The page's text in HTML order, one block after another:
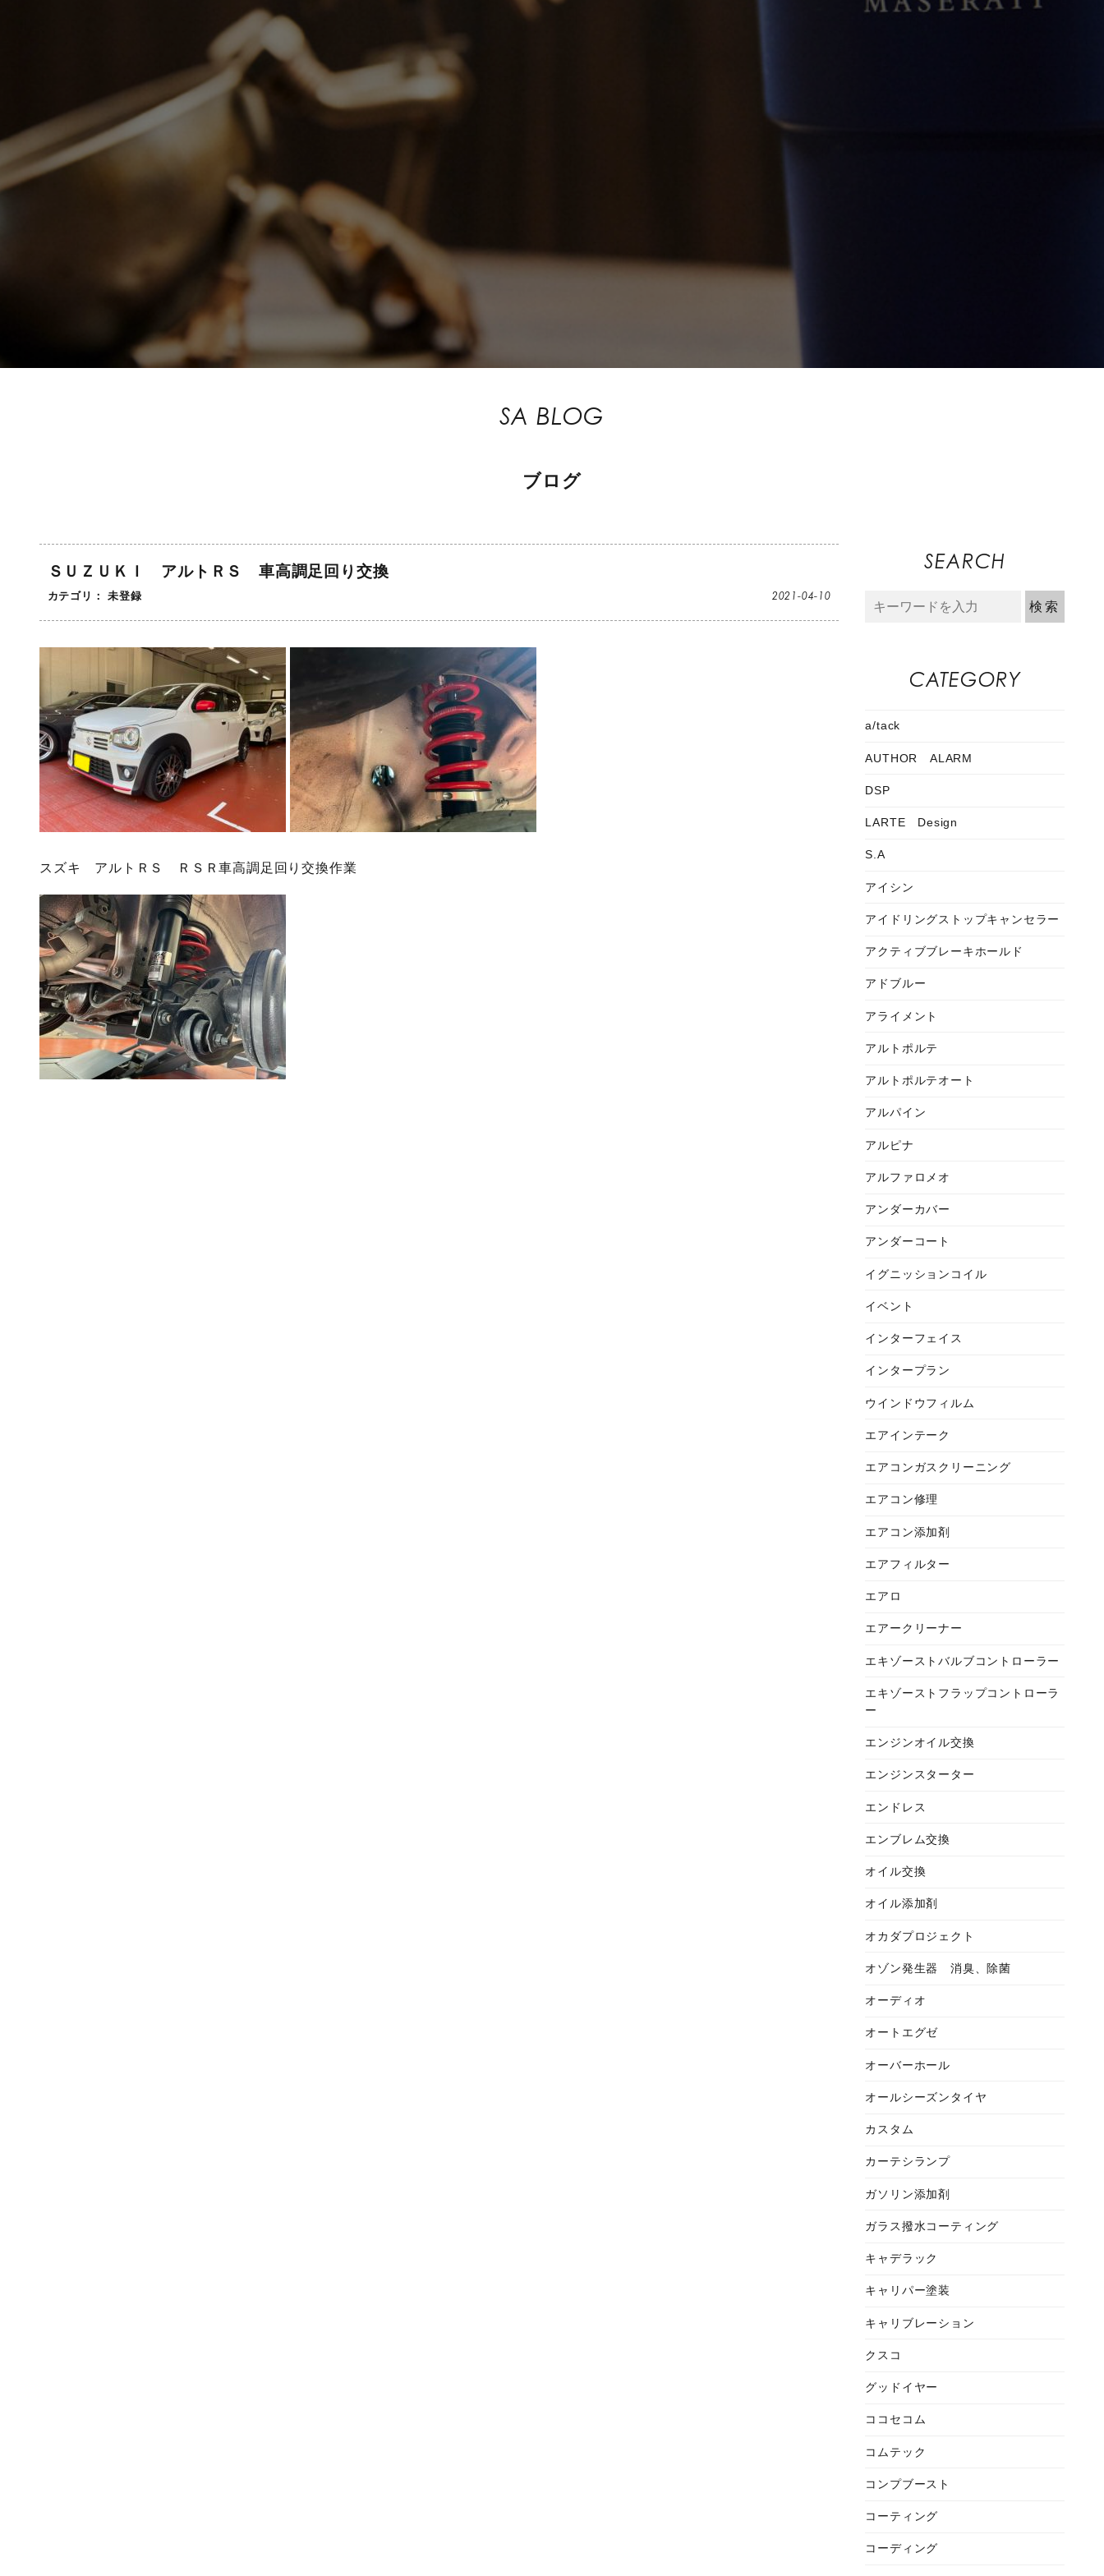
SA BLOG
ブログ
ＳＵＺＵＫＩ アルトＲＳ 車高調足回り交換
カテゴリ： 未登録 2021-04-10
スズキ アルトＲＳ ＲＳＲ車高調足回り交換作業
SEARCH
CATEGORY
a/tack
AUTHOR ALARM
DSP
LARTE Design
S.A
アイシン
アイドリングストップキャンセラー
アクティブブレーキホールド
アドブルー
アライメント
アルトポルテ
アルトポルテオート
アルパイン
アルピナ
アルファロメオ
アンダーカバー
アンダーコート
イグニッションコイル
イベント
インターフェイス
インタープラン
ウインドウフィルム
エアインテーク
エアコンガスクリーニング
エアコン修理
エアコン添加剤
エアフィルター
エアロ
エアークリーナー
エキゾーストバルブコントローラー
エキゾーストフラップコントローラ
ー
エンジンオイル交換
エンジンスターター
エンドレス
エンブレム交換
オイル交換
オイル添加剤
オカダプロジェクト
オゾン発生器 消臭、除菌
オーディオ
オートエグゼ
オーバーホール
オールシーズンタイヤ
カスタム
カーテシランプ
ガソリン添加剤
ガラス撥水コーティング
キャデラック
キャリパー塗装
キャリブレーション
クスコ
グッドイヤー
ココセコム
コムテック
コンプブースト
コーティング
コーディング